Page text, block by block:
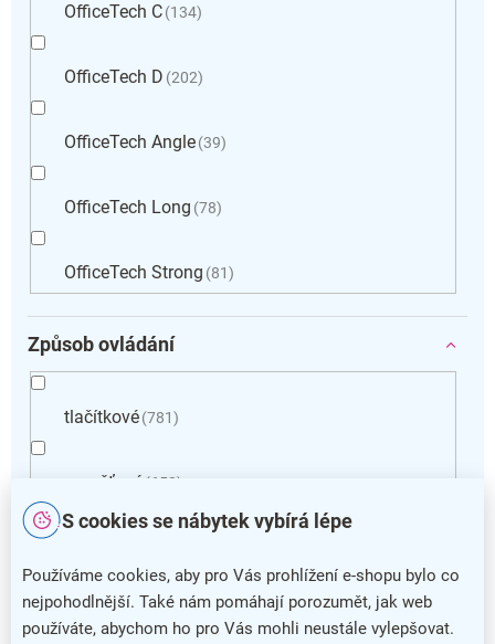
S cookies se nábytek vybírá lépe
Používáme cookies, aby pro Vás prohlížení e-shopu bylo co
nejpohodlnější. Také nám pomáhají porozumět, jak web
používáte, abychom ho pro Vás mohli neustále vylepšovat.
OfficeTech C 134
OfficeTech D 202
OfficeTech Angle 39
OfficeTech Long 78
OfficeTech Strong 81
Způsob ovládání
tlačítkové 781
paměťové 653
V